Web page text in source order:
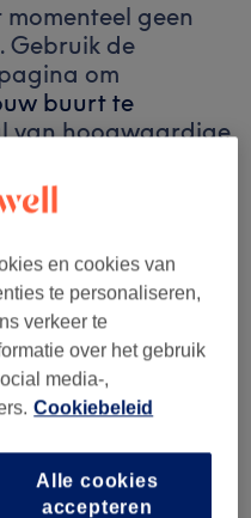
geen
Gebruik de
om
buurt te
van hoogwaardige
jou in de buurt
en cookies van
te personaliseren,
verkeer te
over het gebruik
media-,
Cookiebeleid
Alle cookies
accepteren